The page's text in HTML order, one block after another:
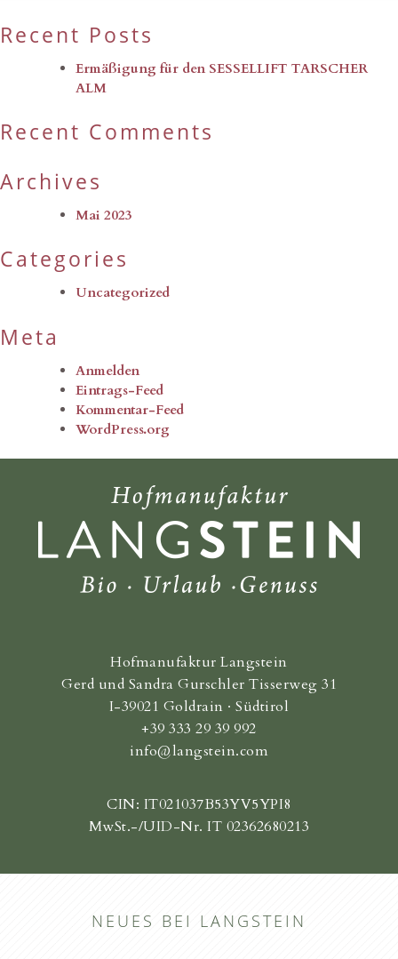
Recent Posts
Ermäßigung für den SESSELLIFT TARSCHER
ALM
Recent Comments
Archives
Mai 2023
Categories
Uncategorized
Meta
Anmelden
Eintrags-Feed
Kommentar-Feed
WordPress.org
Hofmanufaktur Langstein
Gerd und Sandra Gurschler Tisserweg 31
I-39021 Goldrain · Südtirol
+39 333 29 39 992
info@langstein.com
CIN: IT021037B53YV5YPI8
MwSt.-/UID-Nr. IT 02362680213
NEUES BEI LANGSTEIN